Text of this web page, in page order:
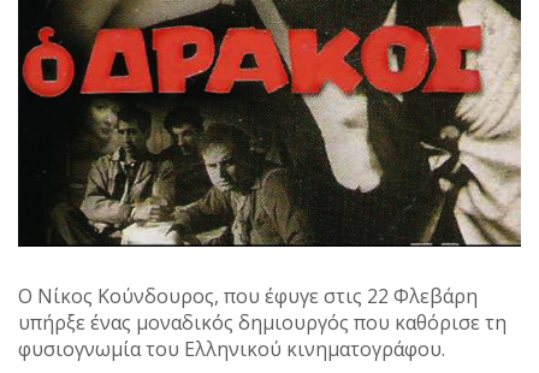
Ο Νίκος Κούνδουρος, που έφυγε στις 22 Φλεβάρη
υπήρξε ένας μοναδικός δημιουργός που καθόρισε τη
φυσιογνωμία του Ελληνικού κινηματογράφου.